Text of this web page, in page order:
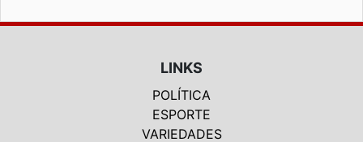
LINKS
POLÍTICA
ESPORTE
VARIEDADES